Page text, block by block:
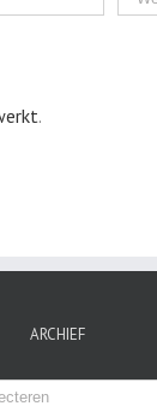
.
ARCHIEF